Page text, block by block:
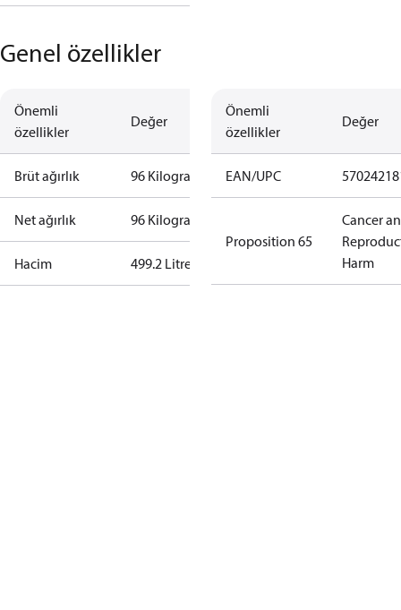
Genel özellikler
Önemli
özellikler
Değer
Brüt ağırlık 96 Kilogram
Net ağırlık 96 Kilogram
Hacim 499.2 Litre
Önemli
özellikler
Değer
EAN/UPC
Proposition 65
Cancer
Harm